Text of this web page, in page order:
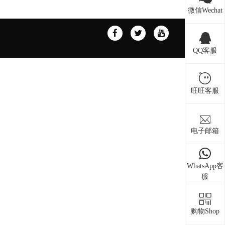
微信Wechat
QQ客服
旺旺客服
电子邮箱
WhatsApp客
服
购物Shop